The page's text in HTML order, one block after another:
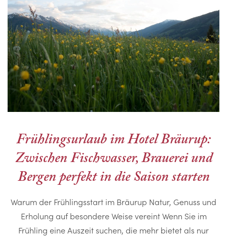
Frühlingsurlaub im Hotel Bräurup:
Zwischen Fischwasser, Brauerei und
Bergen perfekt in die Saison starten
Warum der Frühlingsstart im Bräurup Natur, Genuss und
Erholung auf besondere Weise vereint Wenn Sie im
Frühling eine Auszeit suchen, die mehr bietet als nur